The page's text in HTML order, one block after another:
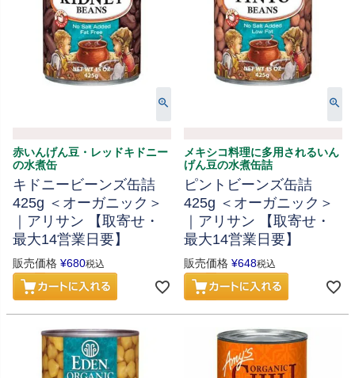
赤いんげん豆・レッドキドニー
の水煮缶
キドニービーンズ缶詰
425g ＜オーガニック＞
｜アリサン 【取寄せ・
最大14営業日要】
販売価格 ¥680税込
メキシコ料理に多用されるいん
げん豆の水煮缶詰
ピントビーンズ缶詰
425g ＜オーガニック＞
｜アリサン 【取寄せ・
最大14営業日要】
販売価格 ¥648税込